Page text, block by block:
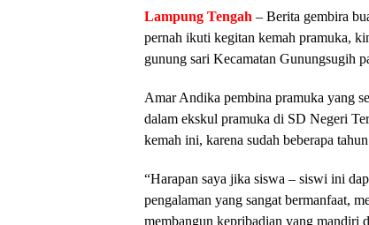
Lampung Tengah – Berita gembira
pernah ikuti kegitan kemah pramuka,
gunung sari Kecamatan Gunungsugih
Amar Andika pembina pramuka yang
dalam ekskul pramuka di SD Negeri
kemah ini, karena sudah beberapa
“Harapan saya jika siswa – siswi ini
pengalaman yang sangat bermanfaat,
membangun kepribadian yang mandiri